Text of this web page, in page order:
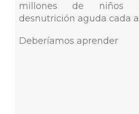
millones de niños
desnutrición aguda cada
Deberíamos aprender